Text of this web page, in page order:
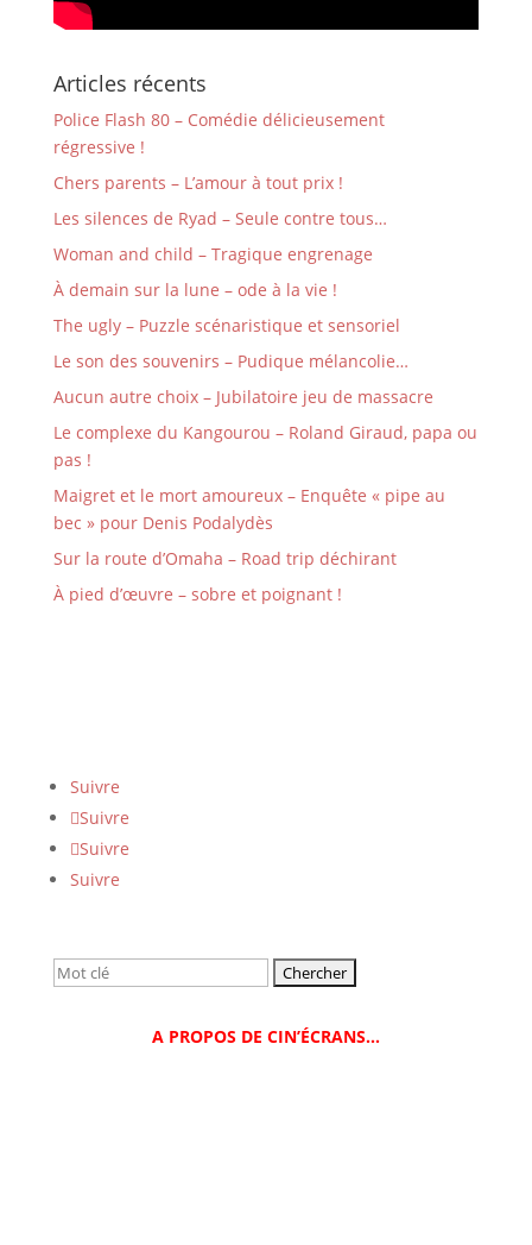
Articles récents
Police Flash 80 – Comédie délicieusement
régressive !
Chers parents – L’amour à tout prix !
Les silences de Ryad – Seule contre tous…
Woman and child – Tragique engrenage
À demain sur la lune – ode à la vie !
The ugly – Puzzle scénaristique et sensoriel
Le son des souvenirs – Pudique mélancolie…
Aucun autre choix – Jubilatoire jeu de massacre
Le complexe du Kangourou – Roland Giraud, papa ou
pas !
Maigret et le mort amoureux – Enquête « pipe au
bec » pour Denis Podalydès
Sur la route d’Omaha – Road trip déchirant
À pied d’œuvre – sobre et poignant !
Suivre
Suivre
Suivre
Suivre
Rechercher:
A PROPOS DE CIN’ÉCRANS…